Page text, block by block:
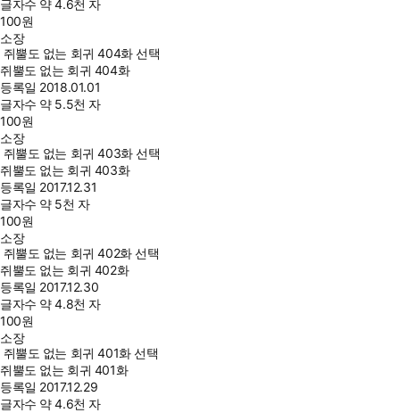
글자수 약 4.6천 자
100원
소장
쥐뿔도 없는 회귀 404화 선택
쥐뿔도 없는 회귀 404화
등록일 2018.01.01
글자수 약 5.5천 자
100원
소장
쥐뿔도 없는 회귀 403화 선택
쥐뿔도 없는 회귀 403화
등록일 2017.12.31
글자수 약 5천 자
100원
소장
쥐뿔도 없는 회귀 402화 선택
쥐뿔도 없는 회귀 402화
등록일 2017.12.30
글자수 약 4.8천 자
100원
소장
쥐뿔도 없는 회귀 401화 선택
쥐뿔도 없는 회귀 401화
등록일 2017.12.29
글자수 약 4.6천 자